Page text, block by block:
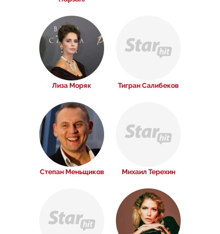
Лиза Моряк Тигран Салибеков
Степан Меньщиков Михаил Терехин